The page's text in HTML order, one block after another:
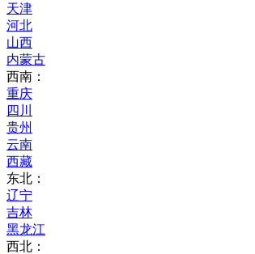
天津
河北
山西
内蒙古
西南：
重庆
四川
贵州
云南
西藏
东北：
辽宁
吉林
黑龙江
西北：